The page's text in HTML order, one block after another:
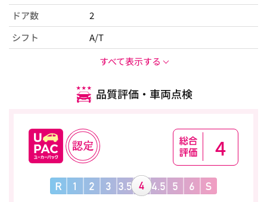
ドア数
2
シフト
A/T
すべて表示する
品質評価・車両点検
4